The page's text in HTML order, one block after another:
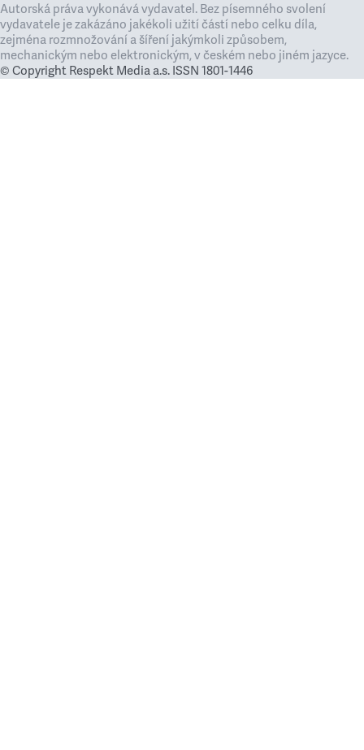
Autorská práva vykonává vydavatel. Bez písemného svolení
vydavatele je zakázáno jakékoli užití částí nebo celku díla,
zejména rozmnožování a šíření jakýmkoli způsobem,
mechanickým nebo elektronickým, v českém nebo jiném jazyce.
© Copyright Respekt Media a.s. ISSN 1801-1446